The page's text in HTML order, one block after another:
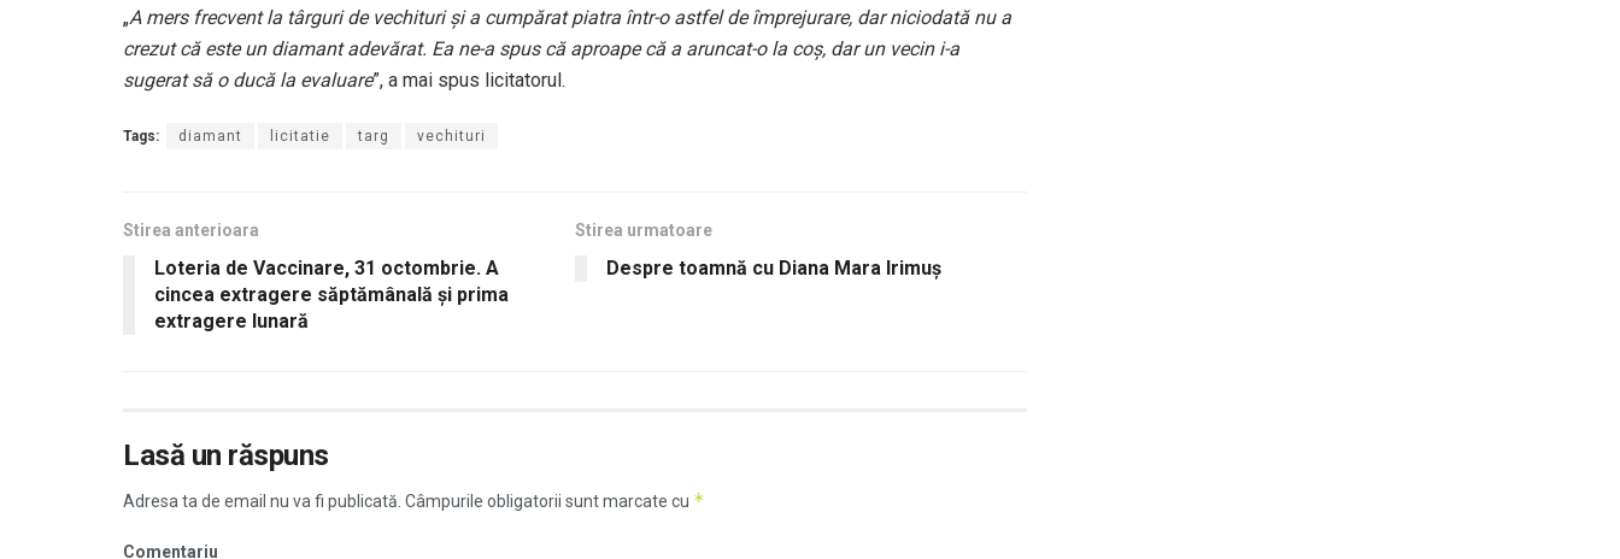
„A mers frecvent la târguri de vechituri și a cumpărat piatra într-o astfel de împrejurare, dar niciodată nu a
crezut că este un diamant adevărat. Ea ne-a spus că aproape că a aruncat-o la coș, dar un vecin i-a
sugerat să o ducă la evaluare”, a mai spus licitatorul.
Tags: diamant licitatie targ vechituri
Stirea anterioara
Loteria de Vaccinare, 31 octombrie. A
cincea extragere săptămânală şi prima
extragere lunară
Stirea urmatoare
Despre toamnă cu Diana Mara Irimuș
Lasă un răspuns
Adresa ta de email nu va fi publicată. Câmpurile obligatorii sunt marcate cu *
Comentariu